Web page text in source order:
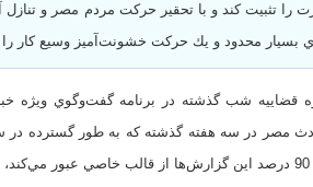
‌را تثبيت كند و با تحقير حركت مردم مصر و تنازل
محدود و يك حركت خشونت‌آميز وسيع كار را
قضاييه شب گذشته در برنامه گفت‌وگوي ويژه
مصر در سه هفته گذشته كه به طور گسترده در
شده است، با كمي تأمل در اخبار تلويزيوني و اينترنتي متوجه مي‌شويم كه 90 درصد اين گزارش‌ها از قالب